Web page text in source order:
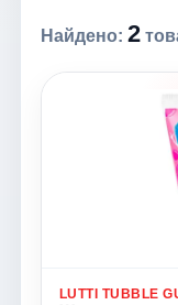
Найдено: 2
LUTTI TUBBLE